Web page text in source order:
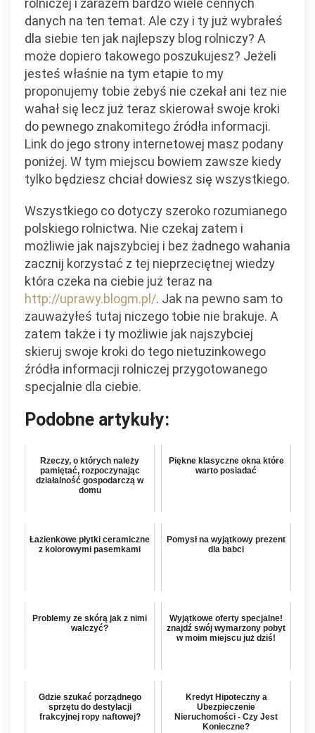
rolniczej i zarazem bardzo wiele cennych
danych na ten temat. Ale czy i ty już wybrałeś
dla siebie ten jak najlepszy blog rolniczy? A
może dopiero takowego poszukujesz? Jeżeli
jesteś właśnie na tym etapie to my
proponujemy tobie żebyś nie czekał ani tez nie
wahał się lecz już teraz skierował swoje kroki
do pewnego znakomitego źródła informacji.
Link do jego strony internetowej masz podany
poniżej. W tym miejscu bowiem zawsze kiedy
tylko będziesz chciał dowiesz się wszystkiego.
Wszystkiego co dotyczy szeroko rozumianego
polskiego rolnictwa. Nie czekaj zatem i
możliwie jak najszybciej i bez żadnego wahania
zacznij korzystać z tej nieprzeciętnej wiedzy
która czeka na ciebie już teraz na
http://uprawy.blogm.pl/. Jak na pewno sam to
zauważyłeś tutaj niczego tobie nie brakuje. A
zatem także i ty możliwie jak najszybciej
skieruj swoje kroki do tego nietuzinkowego
źródła informacji rolniczej przygotowanego
specjalnie dla ciebie.
Podobne artykuły:
Rzeczy, o których należy
pamiętać, rozpoczynając
działalność gospodarczą w
domu
Piękne klasyczne okna które
warto posiadać
Łazienkowe płytki ceramiczne
z kolorowymi pasemkami
Pomysł na wyjątkowy prezent
dla babci
Problemy ze skórą jak z nimi
walczyć?
Wyjątkowe oferty specjalne!
znajdź swój wymarzony pobyt
w moim miejscu już dziś!
Gdzie szukać porządnego
sprzętu do destylacji
frakcyjnej ropy naftowej?
Kredyt Hipoteczny a
Ubezpieczenie
Nieruchomości - Czy Jest
Konieczne?